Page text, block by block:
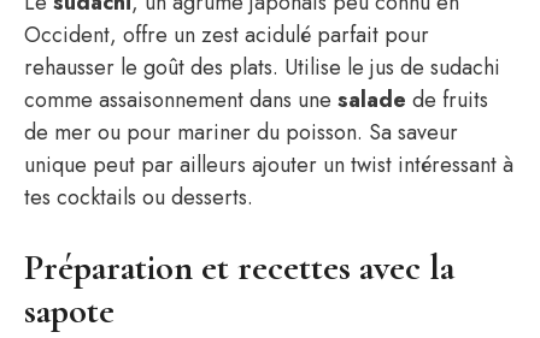
Occident, offre un zest acidulé parfait pour
rehausser le goût des plats. Utilise le jus de sudachi
comme assaisonnement dans une salade de fruits
de mer ou pour mariner du poisson. Sa saveur
unique peut par ailleurs ajouter un twist intéressant à
tes cocktails ou desserts.
Préparation et recettes avec la
sapote